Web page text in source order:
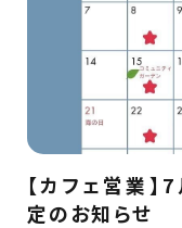
【カフェ営業
定のお知らせ